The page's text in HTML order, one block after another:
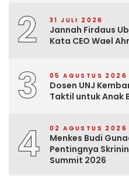
2 31 JULI 2026
Jannah Firdaus
Kata CEO Wael
3 05 AGUSTUS 2026
Dosen UNJ
Taktil untuk Anak
4 02 AGUSTUS 2026
Menkes Budi
Pentingnya
Summit 2026